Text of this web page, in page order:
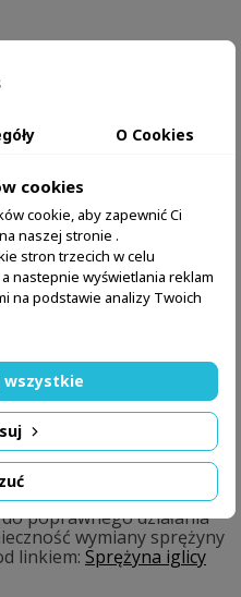
Glock
doskonały wybór dla
z wysokiej jakości
stabilność
i poprawia ogólną
cięższa niż wersja
odrzut. Do
potrzebna jest sprężyna
stosowania
poprawnego działania
wymiany sprężyny
linkiem: Sprężyna iglicy
O Cookies
cookies
cookie, aby zapewnić Ci
naszej stronie .
stron trzecich w celu
nastepnie wyświetlania reklam
na podstawie analizy Twoich
wszystkie